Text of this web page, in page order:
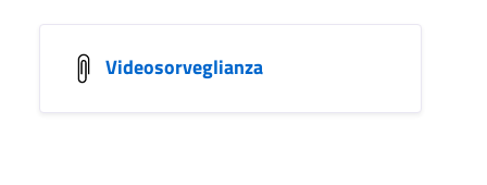
Videosorveglianza